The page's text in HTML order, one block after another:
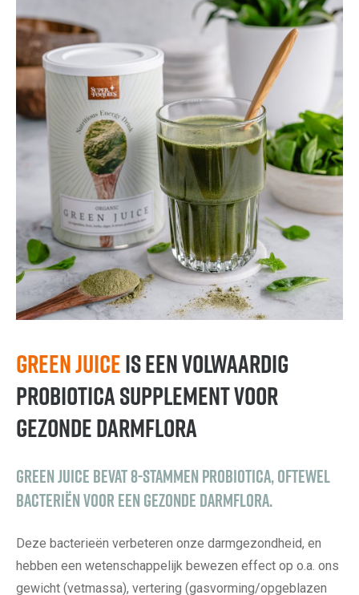
Green Juiceis een volwaardig
probiotica supplement voor
gezonde darmflora
Green Juice bevat 8-stammen probiotica, oftewel
bacteriën voor een gezonde darmflora.
Deze bacterieën verbeteren onze darmgezondheid, en
hebben een wetenschappelijk bewezen effect op o.a. ons
gewicht (vetmassa), vertering (gasvorming/opgeblazen